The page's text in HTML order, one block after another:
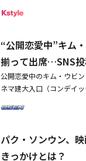
続けている。もし、自分
ク・ソンウンが演じるの
人公ドンジュをどん底に
を救うべく奔走するドン
女ピョンガン 月が浮かぶ
が長編初監督となるチェ
た。老獪なジェントルマン
予告編は、違法なサイト
ンドであるスジンに今に
“公開恋愛中”キム
揃って出席…SNS
公開恋愛中のキム・ウビ
ネマ建大入口（コンデイ
フリーランサーのプロデ
トルマン（パク・ソンウ
開を控えており、チェ・
パク・ソンウン、
きっかけとは？